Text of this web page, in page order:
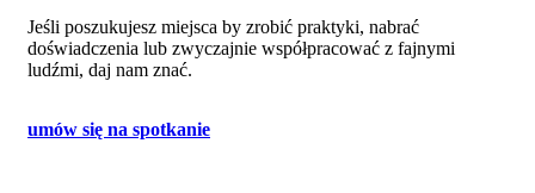
Jeśli poszukujesz miejsca by zrobić praktyki, nabrać
doświadczenia lub zwyczajnie współpracować z fajnymi
ludźmi, daj nam znać.
umów się na spotkanie